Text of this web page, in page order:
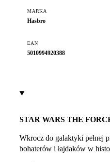
MARKA
Hasbro
EAN
5010994920388
STAR WARS THE
Wkrocz do galaktyki pełnej
bohaterów i łajdaków w